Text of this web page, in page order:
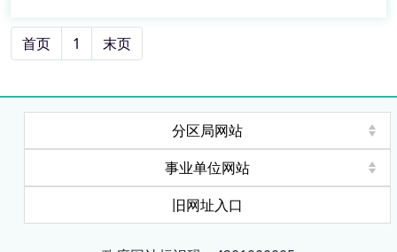
首页 1 末页
分区局网站
事业单位网站
旧网址入口